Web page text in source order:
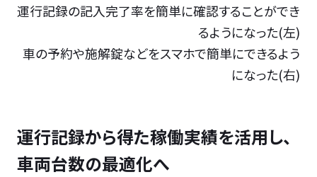
運行記録の記入完了率を簡単に確認することができ
るようになった(左)
車の予約や施解錠などをスマホで簡単にできるよう
になった(右)
運行記録から得た稼働実績を活用し、
車両台数の最適化へ